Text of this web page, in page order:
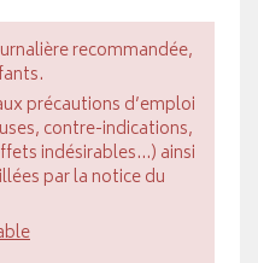
recommandée,
précautions d’emploi
contre-indications,
indésirables...) ainsi
par la notice du